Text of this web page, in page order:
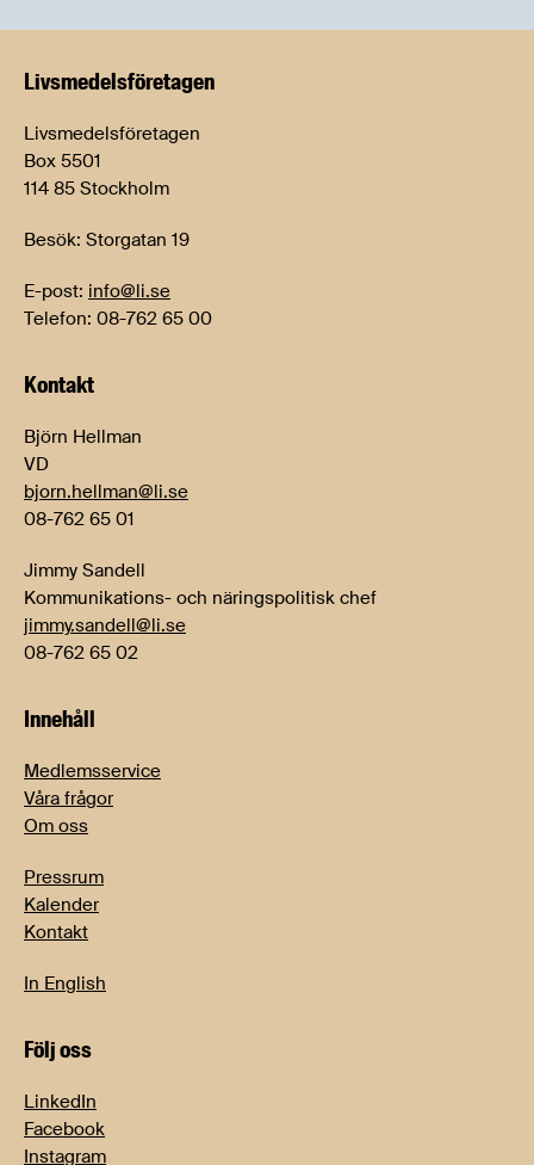
Livsmedels­företagen
Livsmedelsföretagen
Box 5501
114 85 Stockholm
Besök: Storgatan 19
E-post: info@li.se
Telefon: 08-762 65 00
Kontakt
Björn Hellman
VD
bjorn.hellman@li.se
08-762 65 01
Jimmy Sandell
Kommunikations- och näringspolitisk chef
jimmy.sandell@li.se
08-762 65 02
Innehåll
Medlemsservice
Våra frågor
Om oss
Pressrum
Kalender
Kontakt
In English
Följ oss
LinkedIn
Facebook
Instagram